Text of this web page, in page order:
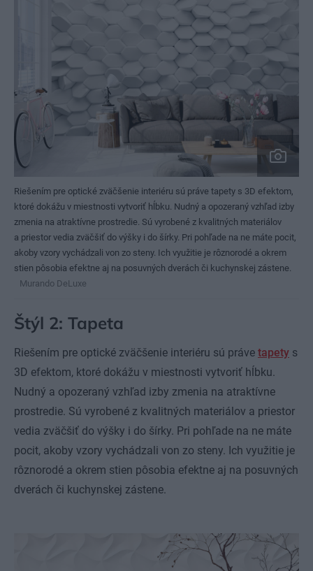
Riešením pre optické zväčšenie interiéru sú práve tapety s 3D efektom,
ktoré dokážu v miestnosti vytvoriť hĺbku. Nudný a opozeraný vzhľad izby
zmenia na atraktívne prostredie. Sú vyrobené z kvalitných materiálov
a priestor vedia zväčšiť do výšky i do šírky. Pri pohľade na ne máte pocit,
akoby vzory vychádzali von zo steny. Ich využitie je rôznorodé a okrem
stien pôsobia efektne aj na posuvných dverách či kuchynskej zástene.
Murando DeLuxe
Štýl 2: Tapeta
Riešením pre optické zväčšenie interiéru sú práve tapety s
3D efektom, ktoré dokážu v miestnosti vytvoriť hĺbku.
Nudný a opozeraný vzhľad izby zmenia na atraktívne
prostredie. Sú vyrobené z kvalitných materiálov a priestor
vedia zväčšiť do výšky i do šírky. Pri pohľade na ne máte
pocit, akoby vzory vychádzali von zo steny. Ich využitie je
rôznorodé a okrem stien pôsobia efektne aj na posuvných
dverách či kuchynskej zástene.